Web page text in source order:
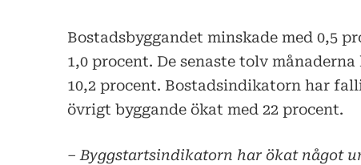
Bostadsbyggandet minskade med 0,5
1,0 procent. De senaste tolv
10,2 procent. Bostadsindikatorn har
övrigt byggande ökat med 22 procent.
– Byggstartsindikatorn har ökat något